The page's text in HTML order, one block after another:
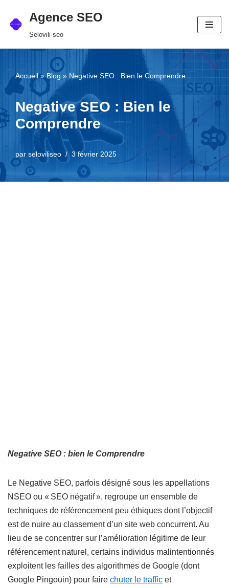
Aller
Agence SEO
Selovili-seo
Accueil»Blog » Negative SEO : Bien le Comprendre
Negative SEO : Bien le
Comprendre
par seloviliseo 3 février 2025
Negative SEO : bien le Comprendre
Le Negative SEO, parfois désigné sous les appellations
NSEO ou « SEO négatif », regroupe un ensemble de
techniques de référencement peu éthiques dont l’objectif
est de nuire au classement d’un site web concurrent. Au
lieu de se concentrer sur l’amélioration légitime de leur
référencement naturel, certains individus malintentionnés
exploitent les failles des algorithmes de Google (dont
Google Pingouin) pour faire chuter le traffic et